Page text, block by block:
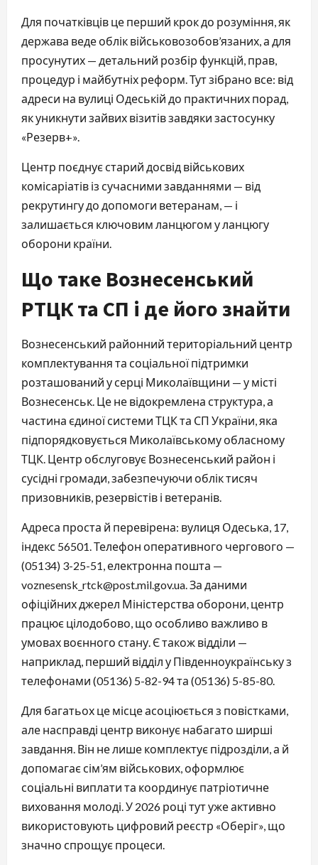
Для початківців це перший крок до розуміння, як
держава веде облік військовозобов’язаних, а для
просунутих — детальний розбір функцій, прав,
процедур і майбутніх реформ. Тут зібрано все: від
адреси на вулиці Одеській до практичних порад,
як уникнути зайвих візитів завдяки застосунку
«Резерв+».
Центр поєднує старий досвід військових
комісаріатів із сучасними завданнями — від
рекрутингу до допомоги ветеранам, — і
залишається ключовим ланцюгом у ланцюгу
оборони країни.
Що таке Вознесенський
РТЦК та СП і де його знайти
Вознесенський районний територіальний центр
комплектування та соціальної підтримки
розташований у серці Миколаївщини — у місті
Вознесенськ. Це не відокремлена структура, а
частина єдиної системи ТЦК та СП України, яка
підпорядковується Миколаївському обласному
ТЦК. Центр обслуговує Вознесенський район і
сусідні громади, забезпечуючи облік тисяч
призовників, резервістів і ветеранів.
Адреса проста й перевірена: вулиця Одеська, 17,
індекс 56501. Телефон оперативного чергового —
(05134) 3-25-51, електронна пошта —
voznesensk_rtck@post.mil.gov.ua. За даними
офіційних джерел Міністерства оборони, центр
працює цілодобово, що особливо важливо в
умовах воєнного стану. Є також відділи —
наприклад, перший відділ у Південноукраїнську з
телефонами (05136) 5-82-94 та (05136) 5-85-80.
Для багатьох це місце асоціюється з повістками,
але насправді центр виконує набагато ширші
завдання. Він не лише комплектує підрозділи, а й
допомагає сім’ям військових, оформлює
соціальні виплати та координує патріотичне
виховання молоді. У 2026 році тут уже активно
використовують цифровий реєстр «Оберіг», що
значно спрощує процеси.